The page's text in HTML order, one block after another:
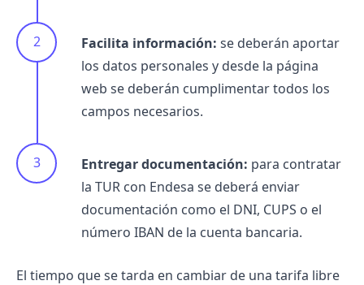
Facilita información: se deberán aportar
los datos personales y desde la página
web se deberán cumplimentar todos los
campos necesarios.
Entregar documentación: para contratar
la TUR con Endesa se deberá enviar
documentación como el DNI, CUPS o el
número IBAN de la cuenta bancaria.
El tiempo que se tarda en cambiar de una tarifa libre